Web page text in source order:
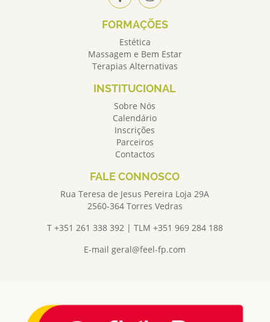
FORMAÇÕES
Estética
Massagem e Bem Estar
Terapias Alternativas
INSTITUCIONAL
Sobre Nós
Calendário
Inscrições
Parceiros
Contactos
FALE CONNOSCO
Rua Teresa de Jesus Pereira Loja 29A
2560-364 Torres Vedras
T +351 261 338 392 | TLM +351 969 284 188
E-mailgeral@feel-fp.com